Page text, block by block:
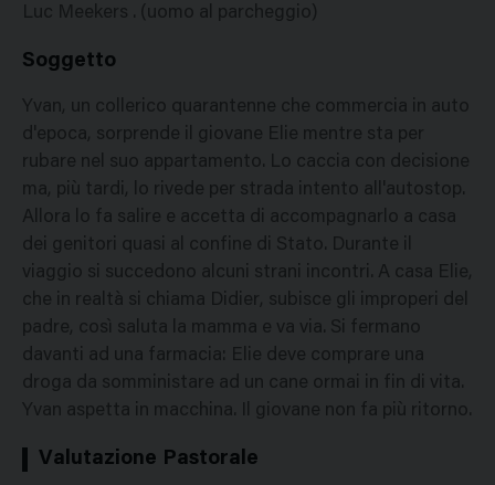
Luc Meekers . (uomo al parcheggio)
Soggetto
Yvan, un collerico quarantenne che commercia in auto
d'epoca, sorprende il giovane Elie mentre sta per
rubare nel suo appartamento. Lo caccia con decisione
ma, più tardi, lo rivede per strada intento all'autostop.
Allora lo fa salire e accetta di accompagnarlo a casa
dei genitori quasi al confine di Stato. Durante il
viaggio si succedono alcuni strani incontri. A casa Elie,
che in realtà si chiama Didier, subisce gli improperi del
padre, così saluta la mamma e va via. Si fermano
davanti ad una farmacia: Elie deve comprare una
droga da somministare ad un cane ormai in fin di vita.
Yvan aspetta in macchina. Il giovane non fa più ritorno.
Valutazione Pastorale